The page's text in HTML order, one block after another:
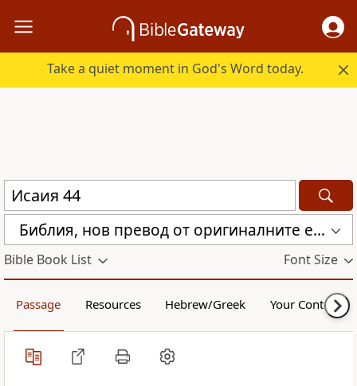
Take a quiet moment in God's Word today.
Библия, нов превод от оригиналните езици (с неканоничните книги) (CBT)
Bible Book List Font Size
Passage Resources Hebrew/Greek Your Content